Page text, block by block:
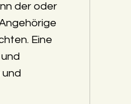
der oder
Eine